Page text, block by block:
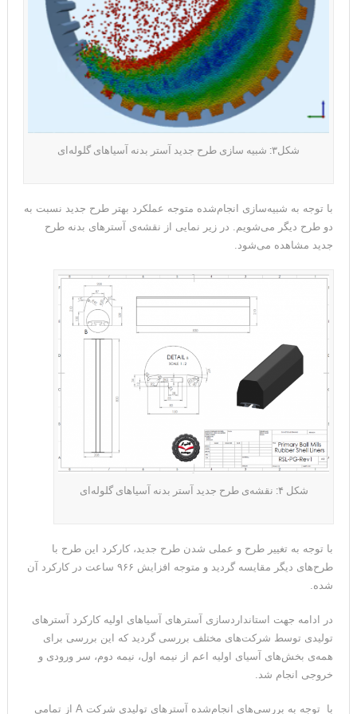
شکل۳: شبیه سازی طرح جدید آستر بدنه آسیاهای گلوله‌ای
با توجه به شبیه‌سازی انجام‌شده متوجه عملکرد بهتر طرح جدید نسبت به
دو طرح دیگر می‌شویم. در زیر نمایی از نقشه‌ی آسترهای بدنه طرح
جدید مشاهده می‌شود.
شکل ۴: نقشه‌ی طرح جدید آستر بدنه آسیاهای گلوله‌ای
با توجه به تغییر طرح و عملی شدن طرح جدید، کارکرد این طرح با
طرح‌های دیگر مقایسه گردید و متوجه افزایش ۹۶۶ ساعت در کارکرد آن
شده.
در ادامه جهت استانداردسازی آسترهای آسیاهای اولیه کارکرد آسترهای
تولیدی توسط شرکت‌های مختلف بررسی گردید که این بررسی برای
همه‌ی بخش‌های آسیای اولیه اعم از نیمه اول، نیمه دوم، سر ورودی و
خروجی انجام شد.
با توجه به بررسی‌های انجام‌شده آسترهای تولیدی شرکت A از تمامی